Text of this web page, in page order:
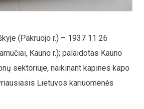
(Pakruojo r.) – 1937 11 26
Kauno r.); palaidotas Kauno
sektoriuje, naikinant kapines kapo
Lietuvos kariuomenės